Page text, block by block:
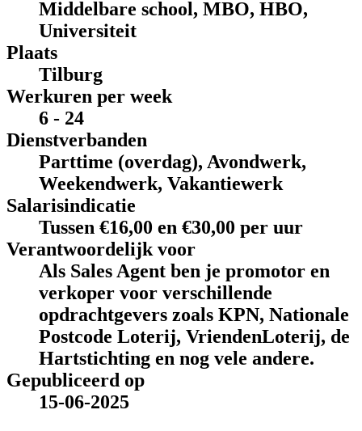
Middelbare school, MBO, HBO,
Universiteit
Plaats
Tilburg
Werkuren per week
6 - 24
Dienstverbanden
Parttime (overdag), Avondwerk,
Weekendwerk, Vakantiewerk
Salarisindicatie
Tussen €16,00 en €30,00 per uur
Verantwoordelijk voor
Als Sales Agent ben je promotor en
verkoper voor verschillende
opdrachtgevers zoals KPN, Nationale
Postcode Loterij, VriendenLoterij, de
Hartstichting en nog vele andere.
Gepubliceerd op
15-06-2025